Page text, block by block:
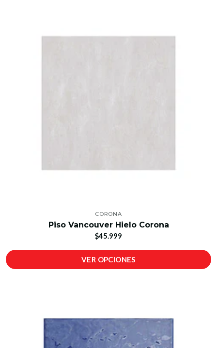
CORONA
Piso Vancouver Hielo Corona
$45.999
VER OPCIONES